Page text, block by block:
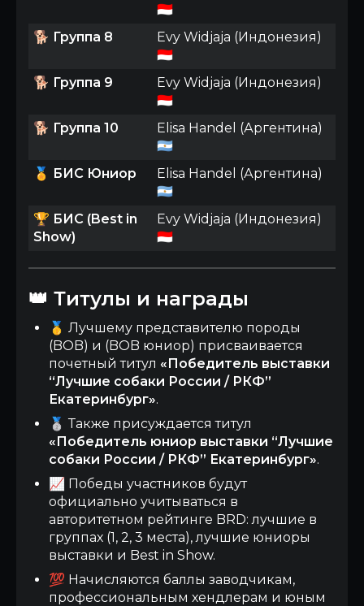
🇮🇩
🐕 Группа 8
Evy Widjaja (Индонезия)
🇮🇩
🐕 Группа 9
Evy Widjaja (Индонезия)
🇮🇩
🐕 Группа 10
Elisa Handel (Аргентина)
🇦🇷
🏅 БИС Юниор
Elisa Handel (Аргентина)
🇦🇷
🏆 БИС (Best in
Show)
Evy Widjaja (Индонезия)
🇮🇩
👑 Титулы и награды
🥇 Лучшему представителю породы
(BOB) и (BOB юниор) присваивается
почетный титул «Победитель выставки
“Лучшие собаки России / РКФ”
Екатеринбург».
🥈 Также присуждается титул
«Победитель юниор выставки “Лучшие
собаки России / РКФ” Екатеринбург».
📈 Победы участников будут
официально учитываться в
авторитетном рейтинге BRD: лучшие в
группах (1, 2, 3 места), лучшие юниоры
выставки и Best in Show.
💯 Начисляются баллы заводчикам,
профессиональным хендлерам и юным